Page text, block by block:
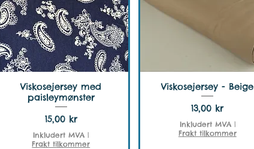
Viskosejersey med
paisleymønster
Pris
15,00 kr
Inkludert MVA |
Frakt tilkommer
Viskosejersey - Beige
Pris
13,00 kr
Inkludert MVA|
Frakt tilkommer